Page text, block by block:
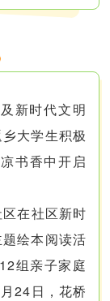
新时代文明
大学生积极
书香中开启
在社区新时
绘本阅读活
组亲子家庭
24日，花桥